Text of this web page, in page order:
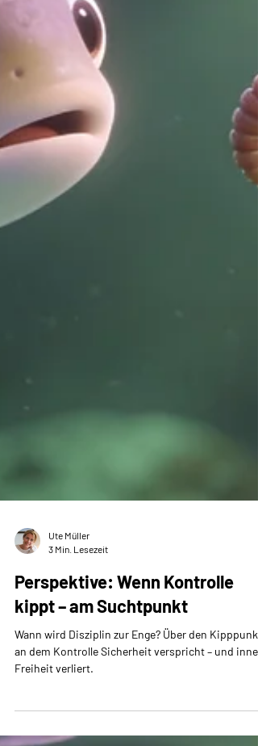
Ute Müller
3 Min. Lesezeit
Perspektive: Wenn Kontrolle
kippt – am Suchtpunkt
Freiheit verliert.